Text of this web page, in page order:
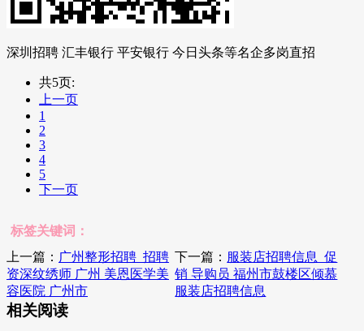
深圳招聘 汇丰银行 平安银行 今日头条等名企多岗直招
共5页:
上一页
1
2
3
4
5
下一页
标签关键词：
上一篇： 广州整形招聘_招聘
资深纹绣师 广州 美恩医学美
容医院 广州市
下一篇： 服装店招聘信息_促
销 导购员 福州市鼓楼区倾慕
服装店招聘信息
相关阅读